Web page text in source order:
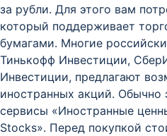
за рубли. Для этого вам
который поддерживает
бумагами. Многие
Тинькофф Инвестиции,
Инвестиции, предлагают
иностранных акций. Обычно
сервисы «Иностранные
Stocks». Перед покупкой